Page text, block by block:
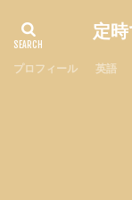
定
プロフィール 英語